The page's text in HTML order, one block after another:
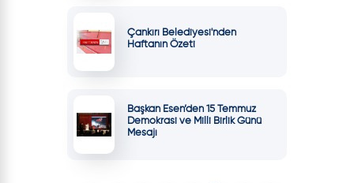
Çankırı Belediyesi'nden
Haftanın Özeti
Başkan Esen’den 15 Temmuz
Demokrasi ve Milli Birlik Günü
Mesajı